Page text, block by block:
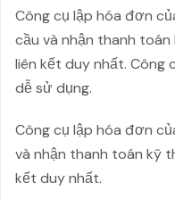
Công cụ lập hóa đơn
cầu và nhận thanh
liên kết duy nhất. Công
dễ sử dụng.
Công cụ lập hóa đơn
và nhận thanh toán kỹ
kết duy nhất.